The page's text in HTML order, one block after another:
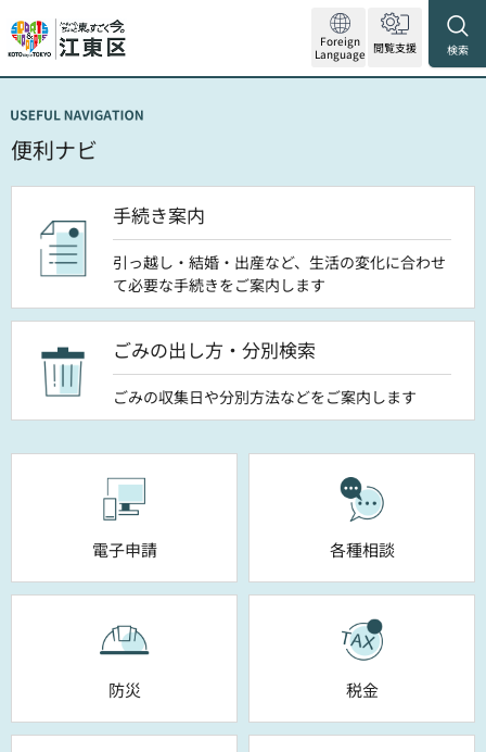
Foreign
Language 閲覧支援 検索
便利ナビ
手続き案内
引っ越し・結婚・出産など、生活の変化に合わせ
て必要な手続きをご案内します
ごみの出し方・分別検索
ごみの収集日や分別方法などをご案内します
電子申請 各種相談
防災 税金